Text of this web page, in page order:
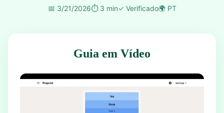
📅 3/21/2026⏱️ 3 min✓ Verificado🌍 PT
Guia em Vídeo